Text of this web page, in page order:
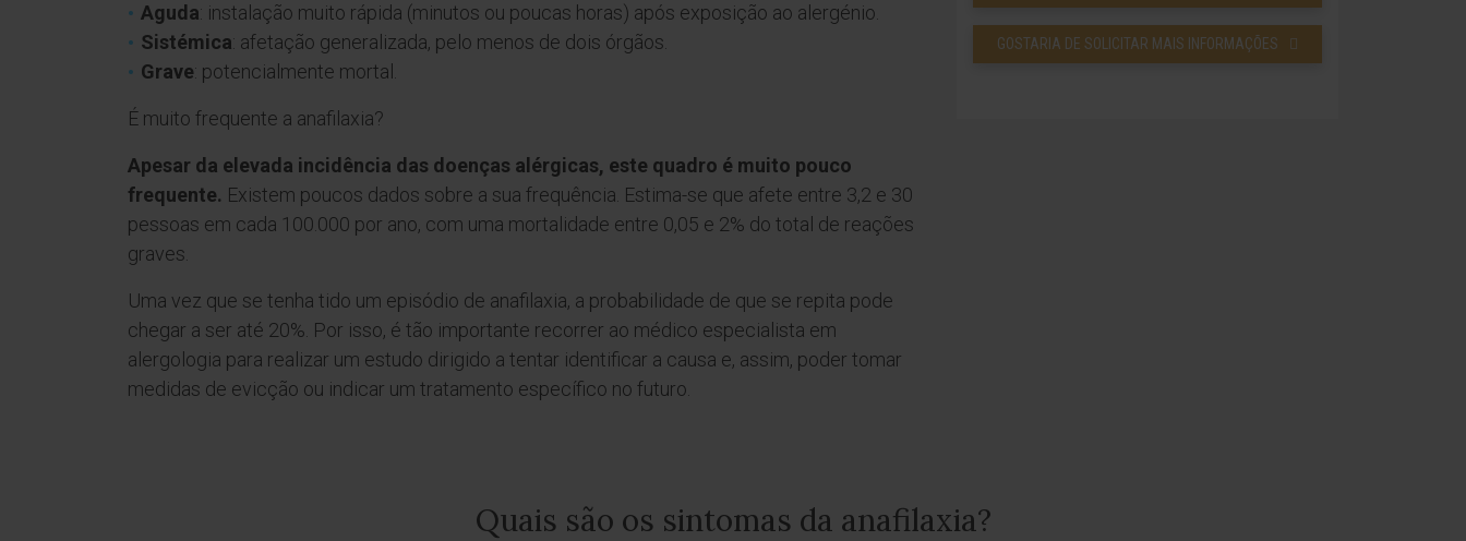
Aguda: instalação muito rápida (minutos ou poucas horas) após exposição ao alergénio.
Sistémica: afetação generalizada, pelo menos de dois órgãos.
Grave: potencialmente mortal.
É muito frequente a anafilaxia?
Apesar da elevada incidência das doenças alérgicas, este quadro é muito pouco
frequente. Existem poucos dados sobre a sua frequência. Estima-se que afete entre 3,2 e 30
pessoas em cada 100.000 por ano, com uma mortalidade entre 0,05 e 2% do total de reações
graves.
Uma vez que se tenha tido um episódio de anafilaxia, a probabilidade de que se repita pode
chegar a ser até 20%. Por isso, é tão importante recorrer ao médico especialista em
alergologia para realizar um estudo dirigido a tentar identificar a causa e, assim, poder tomar
medidas de evicção ou indicar um tratamento específico no futuro.
GOSTARIA DE SOLICITAR MAIS INFORMAÇÕES
Quais são os sintomas da anafilaxia?